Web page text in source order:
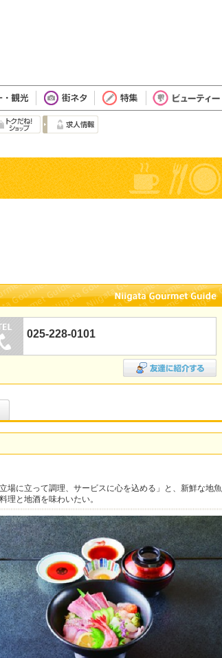
025-228-0101
場に立って調理、サービスに心を込める」と、新鮮な地魚
理と地酒を味わいたい。